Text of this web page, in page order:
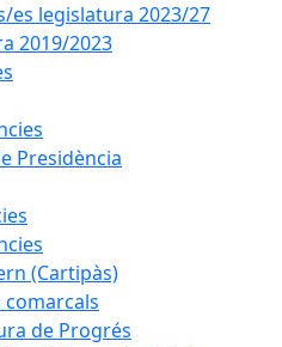
es legislatura 2023/27
2019/2023
Presidència
(Cartipàs)
de Progrés